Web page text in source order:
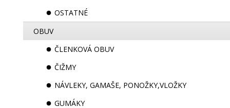
OSTATNÉ
OBUV
ČLENKOVÁ OBUV
ČIŽMY
NÁVLEKY, GAMAŠE, PONOŽKY,VLOŽKY
GUMÁKY